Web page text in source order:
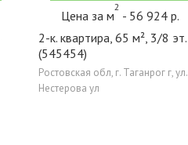
Цена за м
2
- 56 924 р.
2-к. квартира, 65 м², 3/8 эт.
(545454)
Ростовская обл, г. Таганрог г, ул.
Нестерова ул